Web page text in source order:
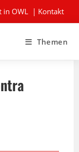
in OWL | Kontakt
Themen